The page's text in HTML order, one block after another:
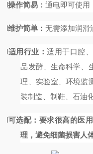
l操作简易：通电即可使用
l维护简单：无需添加润滑
l适用行业：适用于口腔
品发酵、生命科学、
理、实验室、环境监
装制造、制鞋、石油
l可选配： 要求很高的医
理，避免细菌损害人